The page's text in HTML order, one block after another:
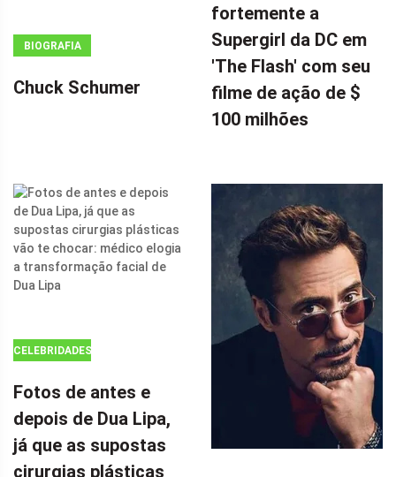
BIOGRAFIA
Chuck Schumer
|| []).PUSH({});
A ESTRELA DE
DOUTOR
ESTRANHO 2,
CHARLIZE
THERON,
DA DC EM 'THE
FLASH' COM
SEU FILME DE
AÇÃO DE $ 100
MILHÕES POR
fortemente a
Supergirl da DC em
'The Flash' com seu
filme de ação de $
100 milhões
CELEBRIDADES
Fotos de antes e
depois de Dua Lipa,
já que as supostas
cirurgias plásticas